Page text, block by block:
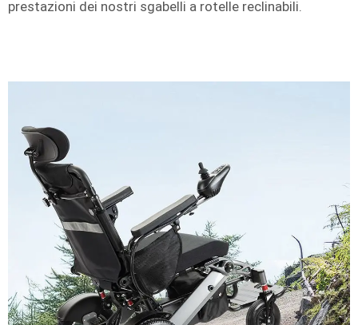
prestazioni dei nostri sgabelli a rotelle reclinabili.